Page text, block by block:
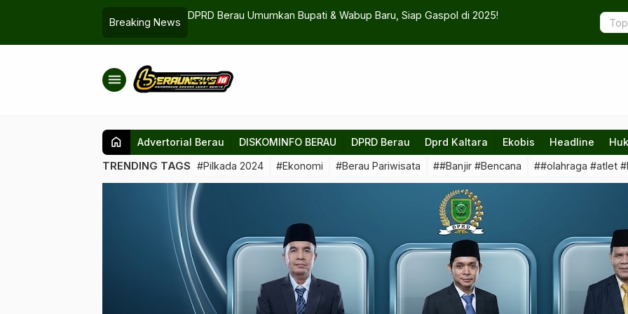
Breaking News
DPRD Berau Umumkan Bupati & Wabup Baru, Siap Gaspol di 2025!
Dugaan
Verifikasi
menu
home Advertorial Berau DISKOMINFO BERAU DPRD Berau Dprd Kaltara Ekobis Headline
TRENDING TAGS #Pilkada 2024 #Ekonomi #Berau Pariwisata ##Banjir #Bencana ##olahraga #atlet